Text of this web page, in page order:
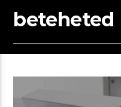
beteheted
01:22 READ TIME